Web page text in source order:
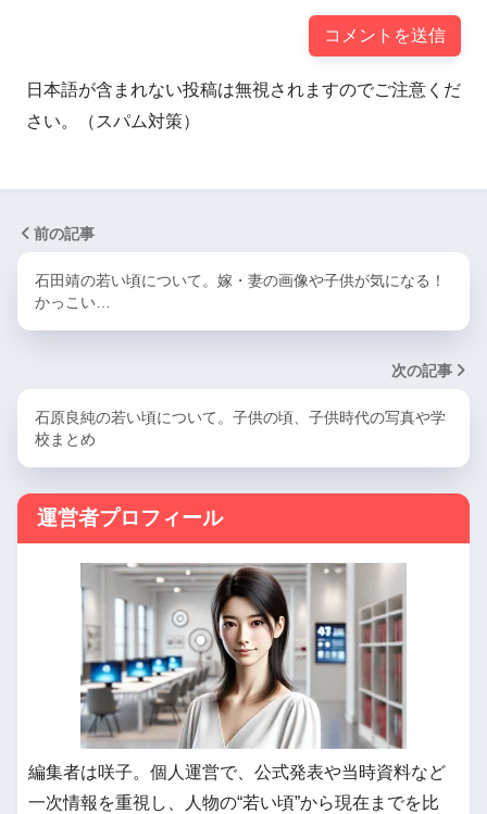
日本語が含まれない投稿は無視されますのでご注意くだ
さい。（スパム対策）
前の記事
石田靖の若い頃について。嫁・妻の画像や子供が気になる！
かっこい…
次の記事
石原良純の若い頃について。子供の頃、子供時代の写真や学
校まとめ
運営者プロフィール
編集者は咲子。個人運営で、公式発表や当時資料など
一次情報を重視し、人物の“若い頃”から現在までを比